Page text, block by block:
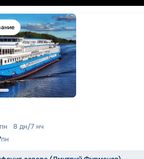
пн 8 дн/7 нч
пн